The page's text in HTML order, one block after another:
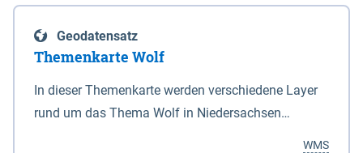
enthalten. Sperrwerke Sperrwerke sind Bauwerke
mit Sperrvorrichtungen in Tidegewässern, die dem
Schutz eines Gebietes vor erhöhten Tiden, vor allem
vor Sturmfluten, zu dienen bestimmt sind (§2 Abs.3
Geodatensatz
Themenkarte Wolf
In dieser Themenkarte werden verschiedene Layer
rund um das Thema Wolf in Niedersachsen
WMS